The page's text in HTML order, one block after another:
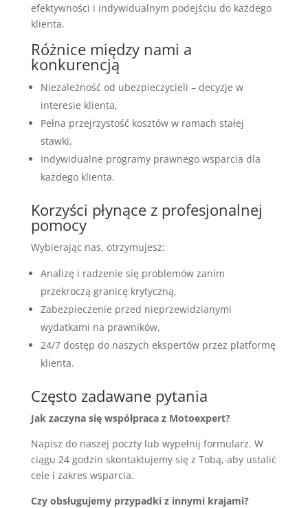
efektywności i indywidualnym podejściu do każdego
klienta.
Różnice między nami a
konkurencją
Niezależność od ubezpieczycieli – decyzje w
interesie klienta,
Pełna przejrzystość kosztów w ramach stałej
stawki,
Indywidualne programy prawnego wsparcia dla
każdego klienta.
Korzyści płynące z profesjonalnej
pomocy
Wybierając nas, otrzymujesz:
Analizę i radzenie się problemów zanim
przekroczą granicę krytyczną,
Zabezpieczenie przed nieprzewidzianymi
wydatkami na prawników,
24/7 dostęp do naszych ekspertów przez platformę
klienta.
Często zadawane pytania
Jak zaczyna się współpraca z Motoexpert?
Napisz do naszej poczty lub wypełnij formularz. W
ciągu 24 godzin skontaktujemy się z Tobą, aby ustalić
cele i zakres wsparcia.
Czy obsługujemy przypadki z innymi krajami?